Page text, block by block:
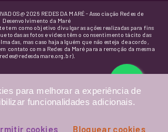
@ 2026 REDES DA MARÉ - Associação Redes de
Desenvolvimento da Maré
tem como objetivo divulgar as ações realizadas para fins
todas as fotos e vídeos têm o consentimento tácito das
mas caso haja alguém que não esteja de acordo,
contato com a Redes da Maré para a remoção da mesma
para melhorar a experiência de
funcionalidades adicionais.
Bloquear cookies
cookies